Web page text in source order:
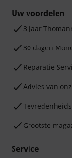
Uw voordelen
3 jaar
30 dagen
Reparatie
Advies van
Grootste
Service